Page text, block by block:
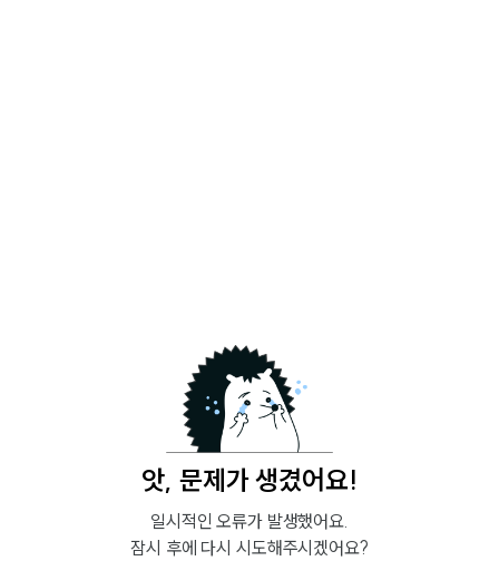
앗, 문제가 생겼어요!
일시적인 오류가 발생했어요.
잠시 후에 다시 시도해주시겠어요?